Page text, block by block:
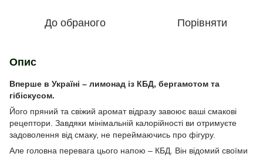
До обраного Порівняти
Опис
Вперше в Україні – лимонад із КБД, бергамотом та
гібіскусом.
Його пряний та свіжий аромат відразу завоює ваші смакові
рецептори. Завдяки мінімальній калорійності ви отримуєте
задоволення від смаку, не переймаючись про фігуру.
Але головна перевага цього напою – КБД. Він відомий своїми